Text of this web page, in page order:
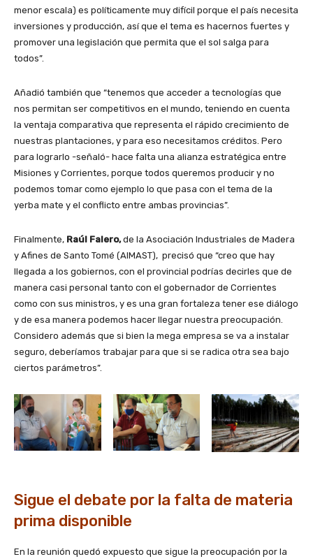
menor escala) es políticamente muy difícil porque el país necesita
inversiones y producción, así que el tema es hacernos fuertes y
promover una legislación que permita que el sol salga para
todos”.
Añadió también que “tenemos que acceder a tecnologías que
nos permitan ser competitivos en el mundo, teniendo en cuenta
la ventaja comparativa que representa el rápido crecimiento de
nuestras plantaciones, y para eso necesitamos créditos. Pero
para lograrlo -señaló- hace falta una alianza estratégica entre
Misiones y Corrientes, porque todos queremos producir y no
podemos tomar como ejemplo lo que pasa con el tema de la
yerba mate y el conflicto entre ambas provincias”.
Finalmente, Raúl Falero,de la Asociación Industriales de Madera
y Afines de Santo Tomé (AIMAST), precisó que “creo que hay
llegada a los gobiernos, con el provincial podrías decirles que de
manera casi personal tanto con el gobernador de Corrientes
como con sus ministros, y es una gran fortaleza tener ese diálogo
y de esa manera podemos hacer llegar nuestra preocupación.
Considero además que si bien la mega empresa se va a instalar
seguro, deberíamos trabajar para que si se radica otra sea bajo
ciertos parámetros”.
Sigue el debate por la falta de materia
prima disponible
En la reunión quedó expuesto que sigue la preocupación por la